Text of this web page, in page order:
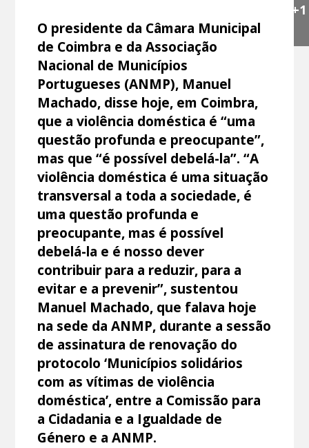
+1
O presidente da Câmara Municipal
de Coimbra e da Associação
Nacional de Municípios
Portugueses (ANMP), Manuel
Machado, disse hoje, em Coimbra,
que a violência doméstica é “uma
questão profunda e preocupante”,
mas que “é possível debelá-la”. “A
violência doméstica é uma situação
transversal a toda a sociedade, é
uma questão profunda e
preocupante, mas é possível
debelá-la e é nosso dever
contribuir para a reduzir, para a
evitar e a prevenir”, sustentou
Manuel Machado, que falava hoje
na sede da ANMP, durante a sessão
de assinatura de renovação do
protocolo ‘Municípios solidários
com as vítimas de violência
doméstica’, entre a Comissão para
a Cidadania e a Igualdade de
Género e a ANMP.